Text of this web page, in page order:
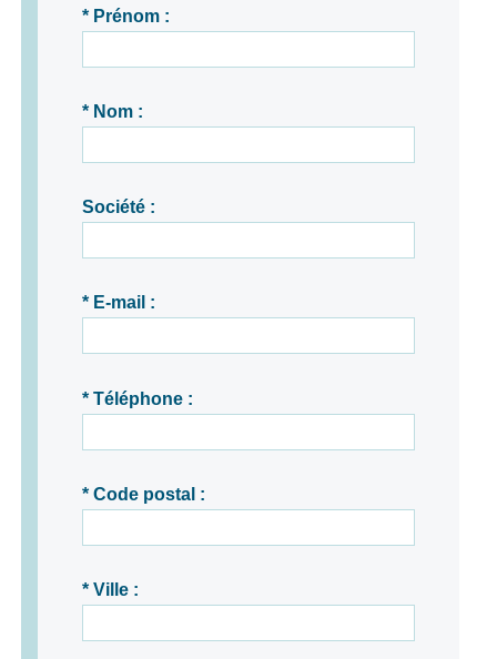
* Prénom :
* Nom :
Société :
* E-mail :
* Téléphone :
* Code postal :
* Ville :